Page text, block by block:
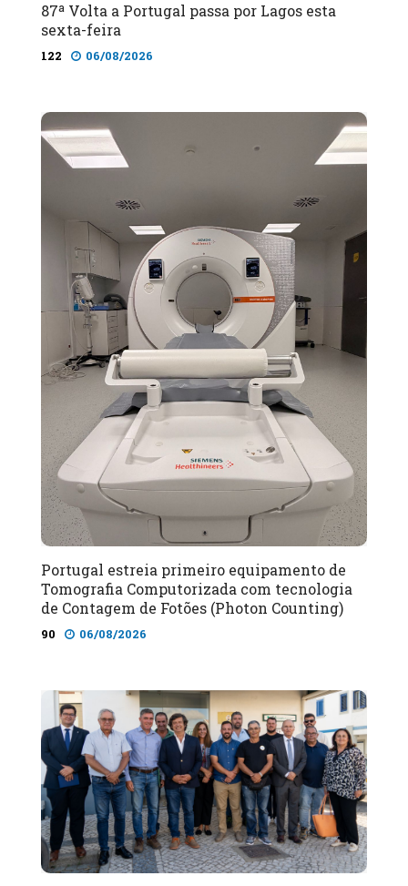
87ª Volta a Portugal passa por Lagos esta
sexta-feira
122 06/08/2026
Portugal estreia primeiro equipamento de
Tomografia Computorizada com tecnologia
de Contagem de Fotões (Photon Counting)
90 06/08/2026